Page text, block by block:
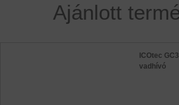
Ajánlott
ICOtec
vadhívó